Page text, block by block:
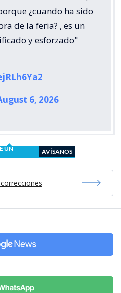
¿cuando ha sido
de la feria? , es un
y esforzado"
6, 2026
UN
AVÍSANOS